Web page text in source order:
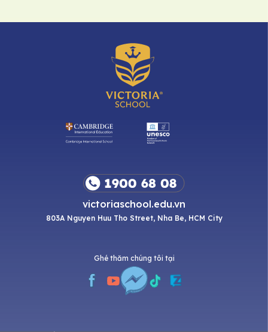
victoriaschool.edu.vn
803A Nguyen Huu Tho Street, Nha Be, HCM City
Ghé thăm chúng tôi tại